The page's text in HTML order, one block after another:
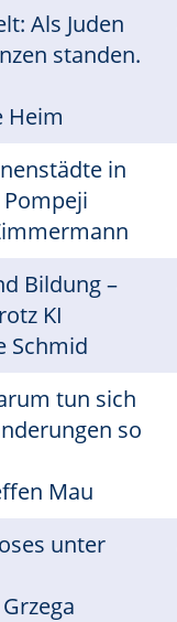
Als Juden
standen.
Heim
in
Bildung –
KI
Schmid
tun sich
so
Mau
unter